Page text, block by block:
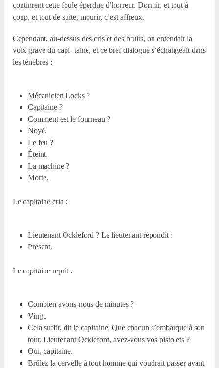
continrent cette foule éperdue d’horreur. Dormir, et tout à
coup, et tout de suite, mourir, c’est affreux.
Cependant, au-dessus des cris et des bruits, on entendait la
voix grave du capi- taine, et ce bref dialogue s’échangeait dans
les ténèbres :
Mécanicien Locks ?
Capitaine ?
Comment est le fourneau ?
Noyé.
Le feu ?
Éteint.
La machine ?
Morte.
Le capitaine cria :
Lieutenant Ockleford ? Le lieutenant répondit :
Présent.
Le capitaine reprit :
Combien avons-nous de minutes ?
Vingt.
Cela suffit, dit le capitaine. Que chacun s’embarque à son
tour. Lieutenant Ockleford, avez-vous vos pistolets ?
Oui, capitaine.
Brûlez la cervelle à tout homme qui voudrait passer avant